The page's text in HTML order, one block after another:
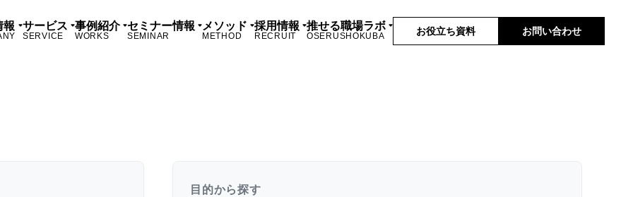
報 サービス
SERVICE
事例紹介
WORKS
セミナー情報
SEMINAR
メソッド
METHOD
採用情報
RECRUIT
推せる職場ラボ
OSERUSHOKUBA お役立ち資料 お問い合わせ
目的から探す